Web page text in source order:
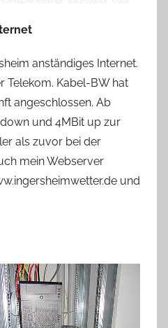
anständiges Internet.
Telekom. Kabel-BW hat
angeschlossen. Ab
und 4MBit up zur
als zuvor bei der
mein Webserver
und